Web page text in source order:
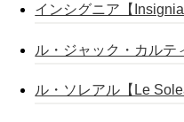
インシグニア【Insignia
ル・ジャック・カルテ
ル・ソレアル【Le